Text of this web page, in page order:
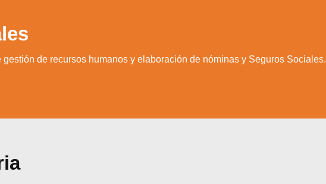
de recursos humanos y elaboración de nóminas y Seguros Sociales.